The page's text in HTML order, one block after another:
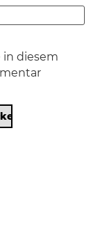
in diesem